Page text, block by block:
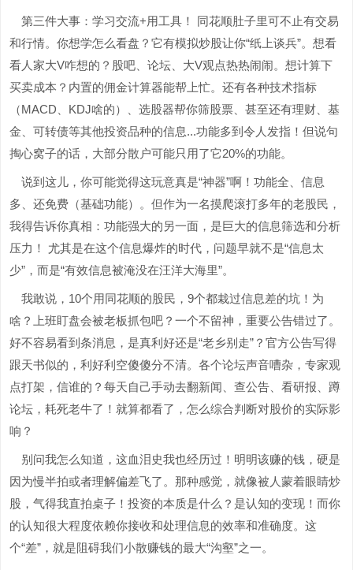
第三件大事：学习交流+用工具！ 同花顺肚子里可不止有交易
和行情。你想学怎么看盘？它有模拟炒股让你“纸上谈兵”。想看
看人家大V咋想的？股吧、论坛、大V观点热热闹闹。想计算下
买卖成本？内置的佣金计算器能帮上忙。还有各种技术指标
（MACD、KDJ啥的）、选股器帮你筛股票、甚至还有理财、基
金、可转债等其他投资品种的信息...功能多到令人发指！但说句
掏心窝子的话，大部分散户可能只用了它20%的功能。
说到这儿，你可能觉得这玩意真是“神器”啊！功能全、信息
多、还免费（基础功能）。但作为一名摸爬滚打多年的老股民，
我得告诉你真相：功能强大的另一面，是巨大的信息筛选和分析
压力！ 尤其是在这个信息爆炸的时代，问题早就不是“信息太
少”，而是“有效信息被淹没在汪洋大海里”。
我敢说，10个用同花顺的股民，9个都栽过信息差的坑！为
啥？上班盯盘会被老板抓包吧？一个不留神，重要公告错过了。
好不容易看到条消息，是真利好还是“老乡别走”？官方公告写得
跟天书似的，利好利空傻傻分不清。各个论坛声音嘈杂，专家观
点打架，信谁的？每天自己手动去翻新闻、查公告、看研报、蹲
论坛，耗死老牛了！就算都看了，怎么综合判断对股价的实际影
响？
别问我怎么知道，这血泪史我也经历过！明明该赚的钱，硬是
因为慢半拍或者理解偏差飞了。那种感觉，就像被人蒙着眼睛炒
股，气得我直拍桌子！投资的本质是什么？是认知的变现！而你
的认知很大程度依赖你接收和处理信息的效率和准确度。这
个“差”，就是阻碍我们小散赚钱的最大“沟壑”之一。